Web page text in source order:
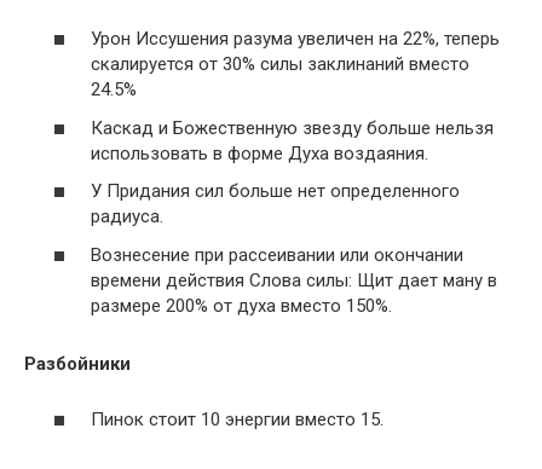
Урон Иссушения разума увеличен на 22%, теперь
скалируется от 30% силы заклинаний вместо
24.5%
Каскад и Божественную звезду больше нельзя
использовать в форме Духа воздаяния.
У Придания сил больше нет определенного
радиуса.
Вознесение при рассеивании или окончании
времени действия Слова силы: Щит дает ману в
размере 200% от духа вместо 150%.
Разбойники
Пинок стоит 10 энергии вместо 15.